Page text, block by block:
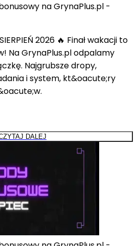
na GrynaPlus.pl -
2026 🔥 Finał wakacji to
Na GrynaPlus.pl odpalamy
Najgrubsze dropy,
i system, kt&oacute;ry
DALEJ